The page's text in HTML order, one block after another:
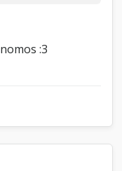
:3